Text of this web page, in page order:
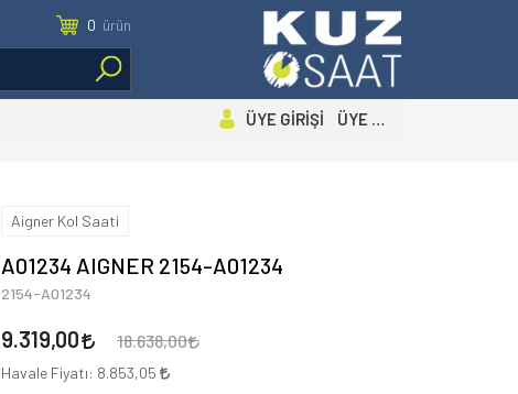
0 ürün
ÜYE GİRİŞİ ÜYE OL
Aigner Kol Saati
A01234 AIGNER 2154-A01234
2154-A01234
9.319,00 18.638,00
Havale Fiyatı: 8.853,05